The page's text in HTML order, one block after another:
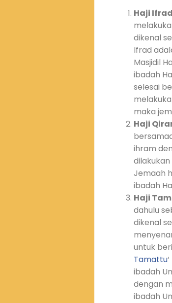
Haji Ifrad
dikenal
Ifrad
Masjidil
ibadah
selesai
maka
Haji
ihram
Jemaah
ibadah
Haji
dahulu
dikenal
untuk
Tamattu
ibadah
dengan
ibadah